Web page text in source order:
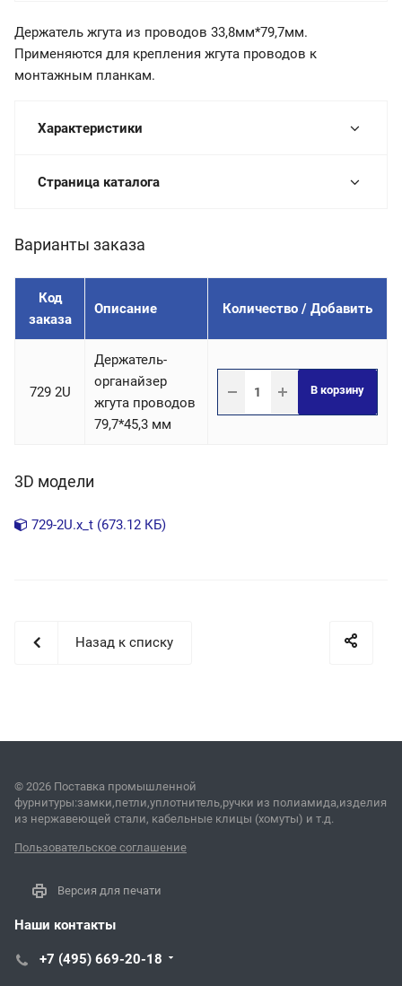
Держатель жгута из проводов 33,8мм*79,7мм.
Применяются для крепления жгута проводов к
монтажным планкам.
Характеристики
Страница каталога
Варианты заказа
Код
заказа
Описание Количество / Добавить
729 2U
Держатель-
органайзер
жгута проводов
79,7*45,3 мм
В корзину
3D модели
729-2U.x_t (673.12 КБ)
Назад к списку
© 2026 Поставка промышленной
фурнитуры:замки,петли,уплотнитель,ручки из полиамида,изделия
из нержавеющей стали, кабельные клицы (хомуты) и т.д.
Пользовательское соглашение
Версия для печати
Наши контакты
+7 (495) 669-20-18